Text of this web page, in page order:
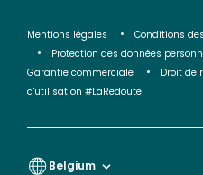
Mentions légales Conditions
Protection des données
Garantie commerciale
Droit de
d'utilisation #LaRedoute
Belgium